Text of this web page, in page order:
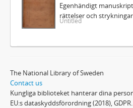
Egenhändigt
rättelser och strykningar
Untitled
The National Library of Sweden
Contact us
Kungliga biblioteket hanterar dina
EU:s dataskyddsförordning (2018), GDPR.